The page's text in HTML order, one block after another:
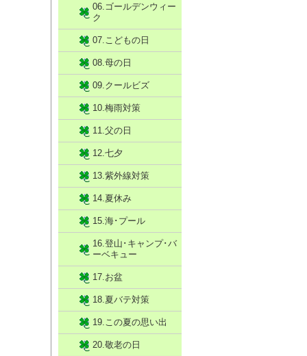
06.ゴールデンウィー
ク
07.こどもの日
08.母の日
09.クールビズ
10.梅雨対策
11.父の日
12.七夕
13.紫外線対策
14.夏休み
15.海･プール
16.登山･キャンプ･バ
ーベキュー
17.お盆
18.夏バテ対策
19.この夏の思い出
20.敬老の日